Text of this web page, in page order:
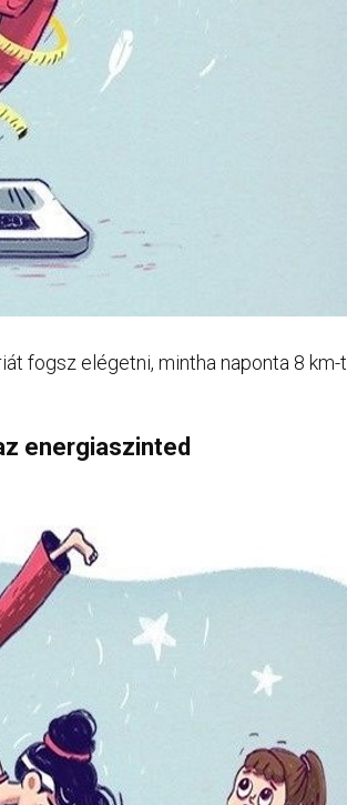
fogsz elégetni, mintha naponta 8 km-t
energiaszinted